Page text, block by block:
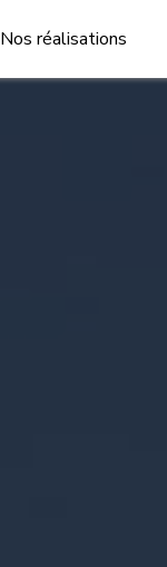
Nos réalisations